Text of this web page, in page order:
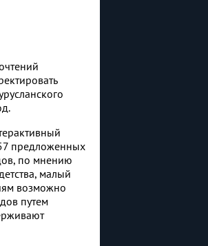
предложенных
по мнению
малый
возможно
путем